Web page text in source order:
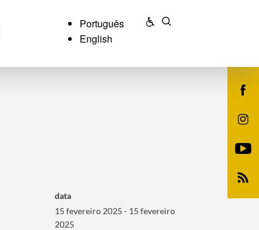
Português
English
data
15 fevereiro 2025 - 15 fevereiro
2025